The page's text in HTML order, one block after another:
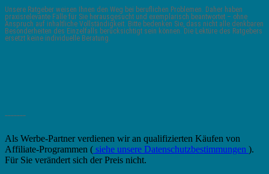
Unsere Ratgeber weisen Ihnen den Weg bei beruflichen Problemen. Daher haben
praxisrelevante Fälle für Sie herausgesucht und exemplarisch beantwortet – ohne
Anspruch auf inhaltliche Vollständigkeit. Bitte bedenken Sie, dass nicht alle denkbaren
Besonderheiten des Einzelfalls berücksichtigt sein können. Die Lektüre des Ratgebers
ersetzt keine individuelle Beratung.
Als Werbe-Partner verdienen wir an qualifizierten Käufen von
Affiliate-Programmen ( siehe unsere Datenschutzbestimmungen ).
Für Sie verändert sich der Preis nicht.